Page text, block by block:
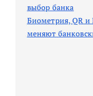
выбор банка
Биометрия, QR
меняют